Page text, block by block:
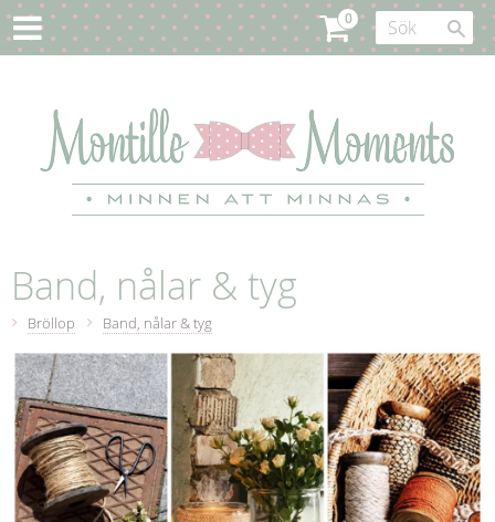
Band, nålar & tyg
Bröllop Band, nålar & tyg